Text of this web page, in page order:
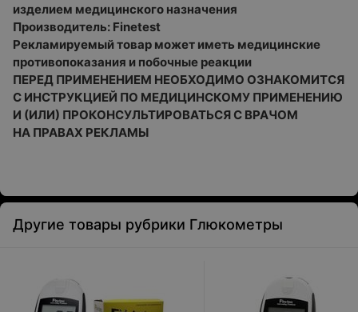
изделием медицинского назначения
Производитель: Finetest
Рекламируемый товар может иметь медицинские
противопоказания и побочные реакции
ПЕРЕД ПРИМЕНЕНИЕМ НЕОБХОДИМО ОЗНАКОМИТСЯ
С ИНСТРУКЦИЕЙ ПО МЕДИЦИНСКОМУ ПРИМЕНЕНИЮ
И (ИЛИ) ПРОКОНСУЛЬТИРОВАТЬСЯ С ВРАЧОМ
НА ПРАВАХ РЕКЛАМЫ
Другие товары рубрики Глюкометры